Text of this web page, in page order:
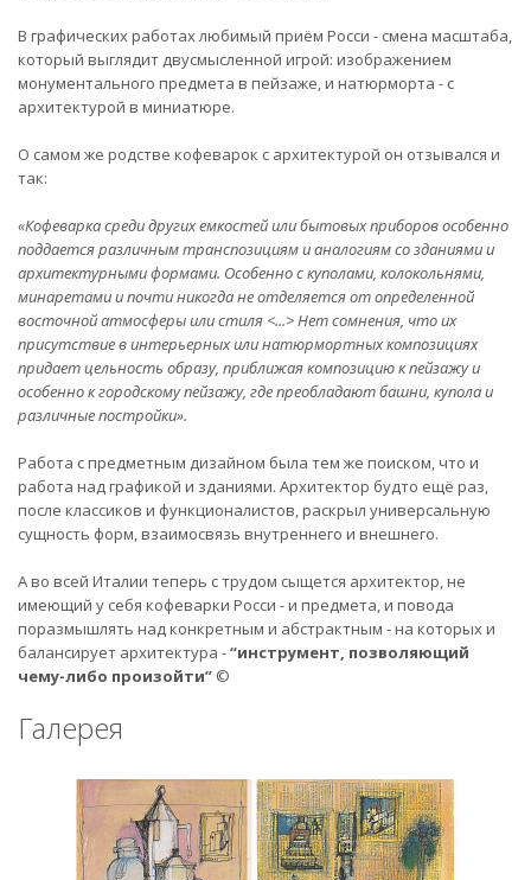
В графических работах любимый приём Росси - смена масштаба,
который выглядит двусмысленной игрой: изображением
монументального предмета в пейзаже, и натюрморта - с
архитектурой в миниатюре.
О самом же родстве кофеварок с архитектурой он отзывался и
так:
«Кофеварка среди других емкостей или бытовых приборов особенно
поддается различным транспозициям и аналогиям со зданиями и
архитектурными формами. Особенно с куполами, колокольнями,
минаретами и почти никогда не отделяется от определенной
восточной атмосферы или стиля <...> Нет сомнения, что их
присутствие в интерьерных или натюрмортных композициях
придает цельность образу, приближая композицию к пейзажу и
особенно к городскому пейзажу, где преобладают башни, купола и
различные постройки».
Работа с предметным дизайном была тем же поиском, что и
работа над графикой и зданиями. Архитектор будто ещё раз,
после классиков и функционалистов, раскрыл универсальную
сущность форм, взаимосвязь внутреннего и внешнего.
А во всей Италии теперь с трудом сыщется архитектор, не
имеющий у себя кофеварки Росси - и предмета, и повода
поразмышлять над конкретным и абстрактным - на которых и
балансирует архитектура -“инструмент, позволяющий
чему-либо произойти” ©
Галерея